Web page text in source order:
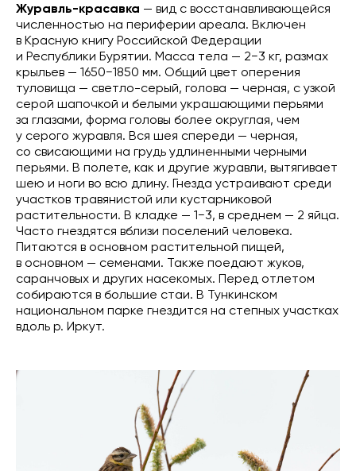
Журавль-красавка — вид с восстанавливающейся
численностью на периферии ареала. Включен
в Красную книгу Российской Федерации
и Республики Бурятии. Масса тела — 2−3 кг, размах
крыльев — 1650−1850 мм. Общий цвет оперения
туловища — светло-серый, голова — черная, с узкой
серой шапочкой и белыми украшающими перьями
за глазами, форма головы более округлая, чем
у серого журавля. Вся шея спереди — черная,
со свисающими на грудь удлиненными черными
перьями. В полете, как и другие журавли, вытягивает
шею и ноги во всю длину. Гнезда устраивают среди
участков травянистой или кустарниковой
растительности. В кладке — 1−3, в среднем — 2 яйца.
Часто гнездятся вблизи поселений человека.
Питаются в основном растительной пищей,
в основном — семенами. Также поедают жуков,
саранчовых и других насекомых. Перед отлетом
собираются в большие стаи. В Тункинском
национальном парке гнездится на степных участках
вдоль р. Иркут.